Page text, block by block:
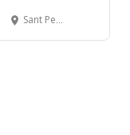
Sant Pere més Baix, 52 - BARCELONA